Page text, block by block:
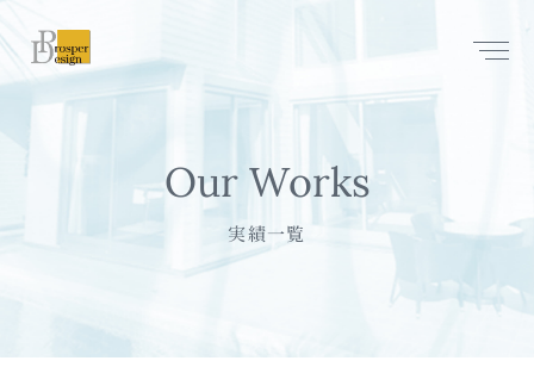
プライバシーポリシー
Contact
Our Works
実績一覧